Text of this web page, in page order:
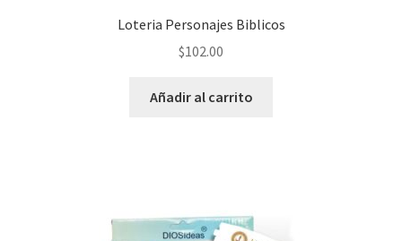
Loteria Personajes Biblicos
$102.00
Añadir al carrito